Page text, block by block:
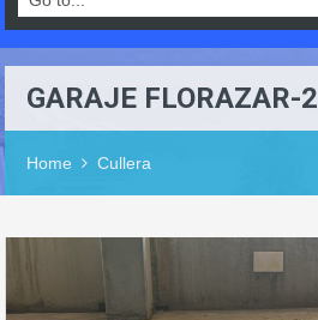
GARAJE FLORAZAR-2
Home Cullera